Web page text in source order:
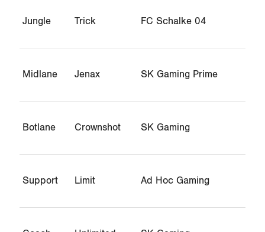
Jungle Trick FC Schalke 04
Midlane Jenax SK Gaming Prime
Botlane Crownshot SK Gaming
Support Limit Ad Hoc Gaming